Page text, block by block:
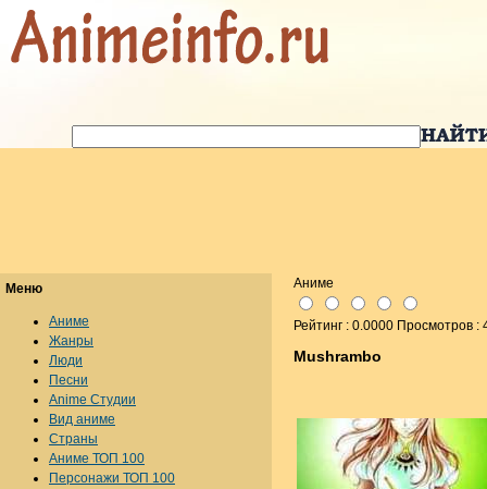
Аниме
Рейтинг : 0.0000 Просмотров :
Mushrambo
Меню
Аниме
Жанры
Люди
Песни
Anime Студии
Вид аниме
Страны
Аниме ТОП 100
Персонажи ТОП 100